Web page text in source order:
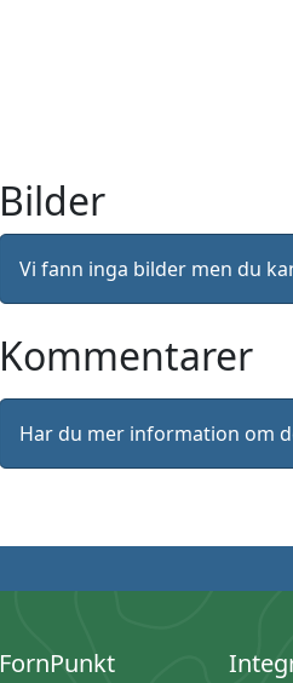
Bilder
Vi fann inga bilder men du
Kommentarer
Har du mer information om
FornPunkt